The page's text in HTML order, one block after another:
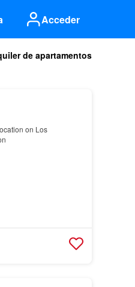
Acceder
de apartamentos
on Los